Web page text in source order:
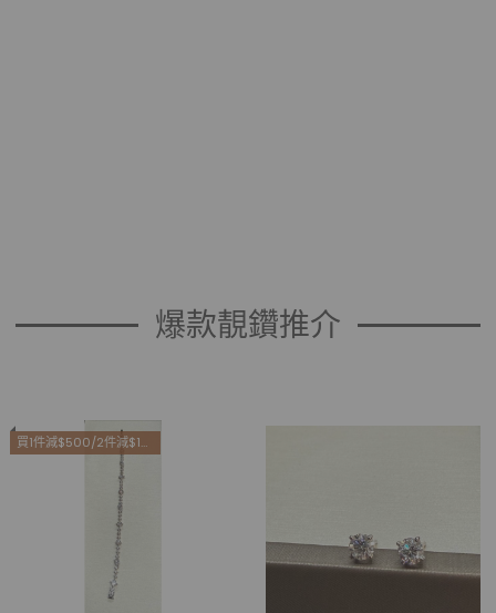
爆款靚鑽推介
買1件減$500/2件減$1500/3件減$3000/4件減$4000/5件減$5500/6件減$6800